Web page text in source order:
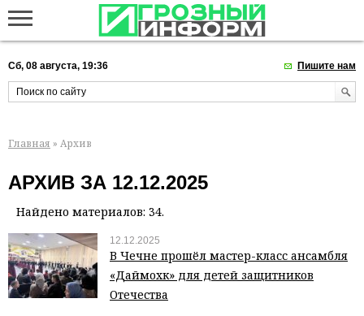
Сб, 08 августа, 19:36 Пишите нам
Главная » Архив
АРХИВ ЗА 12.12.2025
Найдено материалов: 34.
12.12.2025
В Чечне прошёл мастер-класс ансамбля
«Даймохк» для детей защитников
Отечества